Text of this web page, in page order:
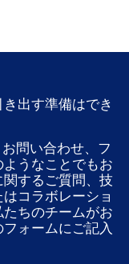
出す準備はでき
問い合わせ、フ
うなことでもお
するご質問、技
コラボレーショ
ちのチームがお
ォームにご記入